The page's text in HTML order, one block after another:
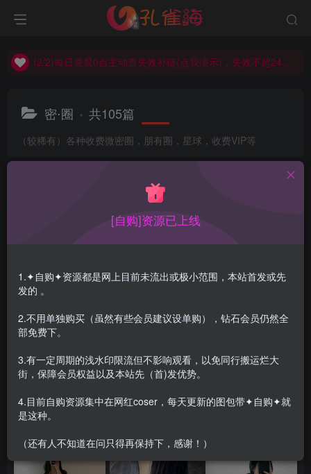
(2/2)每日凌晨0点主动查失效补链(点我演示)，失效不超24小时，
(2/2)每日凌晨0点主动查失效补链(点我演示)，失效不超24小时，
密⋅圈 共105篇
（较稀有）各种收费微密圈，朋有圈，星球，收费VIP等
评论
120斤的小王同学 – 微密圈系列套图&视频[122套-2026.6]
会员专属
俏妞qiaoniuTT – 微密圈会员订阅系列套图&视频[139
套-2026.6]
[自购]资源已上线
1.✦自购✦资源都是网上目前未流出或极小范围，本站首发或先
发的 。
2.不用单独购买（虽然有些会员建议设单购），钻石会员仍然全
部免费下。
3.有一定周期的浅水印限流但不影响观看，以免同行搬运烂大
街，保障会员权益以及本站先（首)发优势。
4.目前自购资源集中在网红coser，每天更新的图包带✦自购✦就
是这种。
（还有人不知道在问只得再保持下，感谢！）